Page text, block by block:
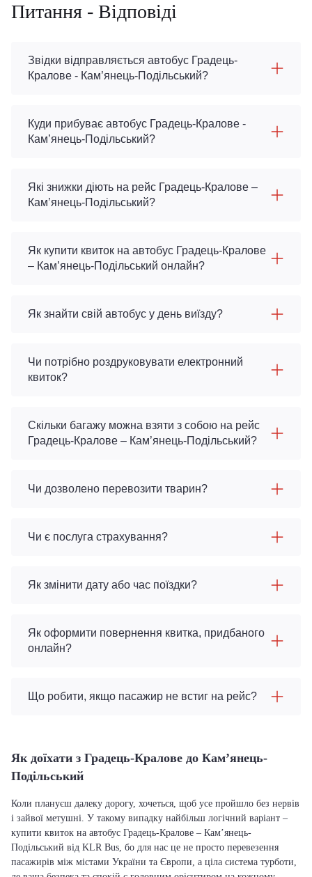
Питання - Відповіді
Звідки відправляється автобус Градець-
Кралове - Кам’янець-Подільський?
Куди прибуває автобус Градець-Кралове -
Кам’янець-Подільський?
Які знижки діють на рейс Градець-Кралове –
Кам’янець-Подільський?
Як купити квиток на автобус Градець-Кралове
– Кам’янець-Подільський онлайн?
Як знайти свій автобус у день виїзду?
Чи потрібно роздруковувати електронний
квиток?
Скільки багажу можна взяти з собою на рейс
Градець-Кралове – Кам’янець-Подільський?
Чи дозволено перевозити тварин?
Чи є послуга страхування?
Як змінити дату або час поїздки?
Як оформити повернення квитка, придбаного
онлайн?
Що робити, якщо пасажир не встиг на рейс?
Як доїхати з Градець-Кралове до Кам’янець-
Подільський
Коли плануєш далеку дорогу, хочеться, щоб усе пройшло без нервів
і зайвої метушні. У такому випадку найбільш логічний варіант –
купити квиток на автобус Градець-Кралове – Кам’янець-
Подільський від KLR Bus, бо для нас це не просто перевезення
пасажирів між містами України та Європи, а ціла система турботи,